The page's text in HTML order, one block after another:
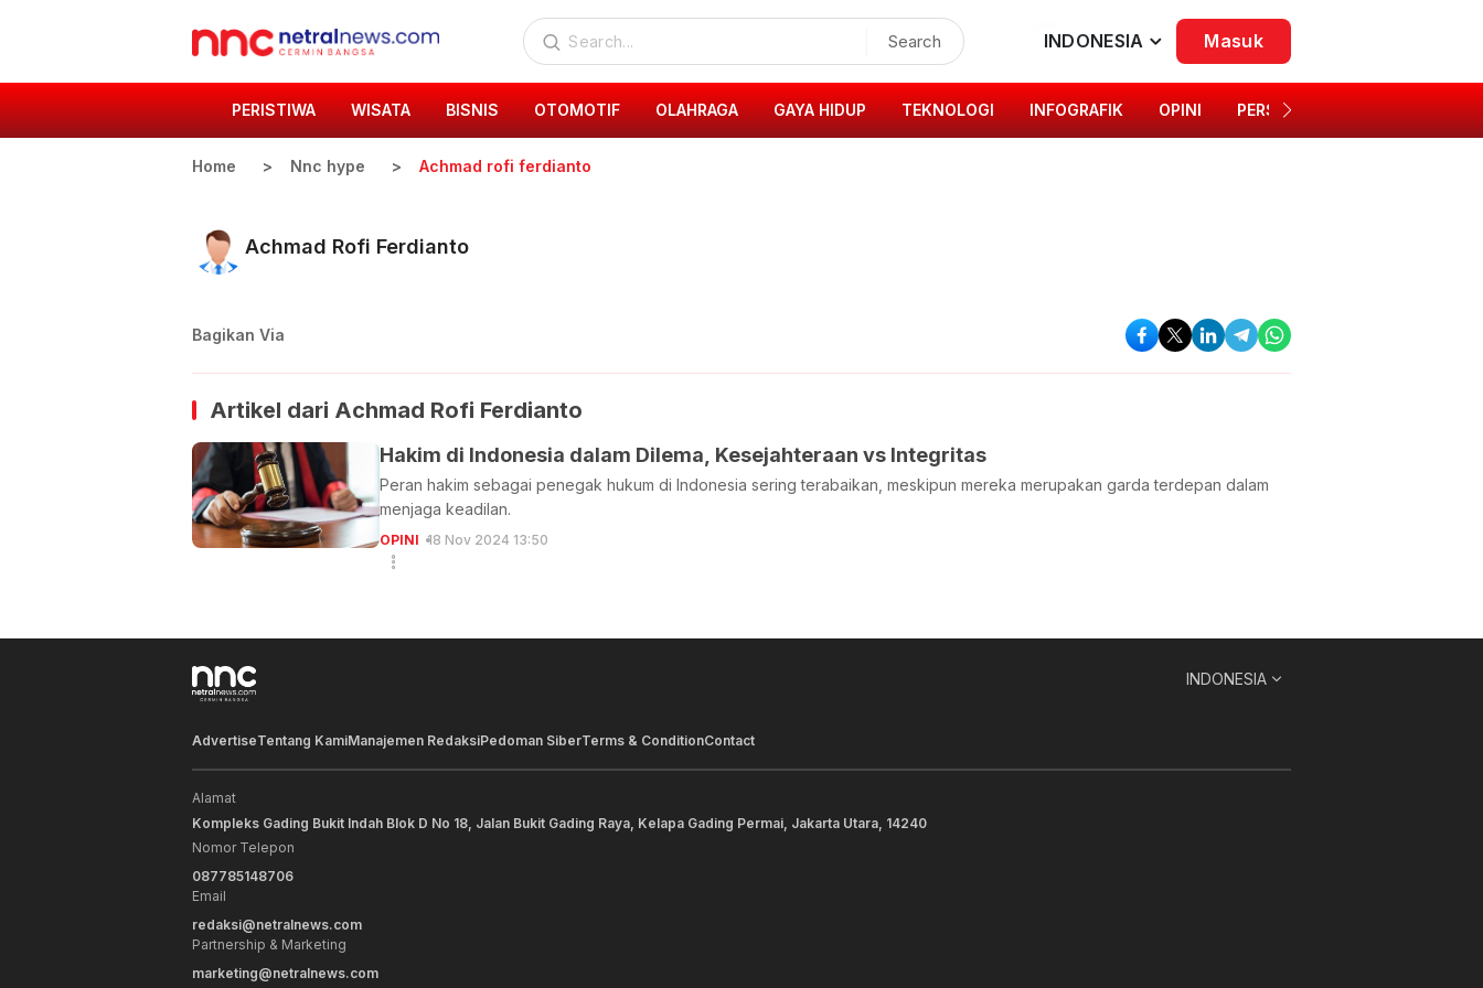
Search INDONESIA Masuk
PERISTIWA WISATA BISNIS OTOMOTIF OLAHRAGA GAYA HIDUP TEKNOLOGI INFOGRAFIK OPINI PERSONA
Home Nnc hype Achmad rofi ferdianto
Achmad Rofi Ferdianto
Bagikan Via
Artikel dari Achmad Rofi Ferdianto
Hakim di Indonesia dalam Dilema, Kesejahteraan vs Integritas
Peran hakim sebagai penegak hukum di Indonesia sering terabaikan, meskipun mereka merupakan garda terdepan dalam
menjaga keadilan.
OPINI 18 Nov 2024 13:50
INDONESIA
AdvertiseTentang KamiManajemen RedaksiPedoman SiberTerms & ConditionContact
Alamat
Kompleks Gading Bukit Indah Blok D No 18, Jalan Bukit Gading Raya, Kelapa Gading Permai, Jakarta Utara, 14240
Nomor Telepon
087785148706
Email
redaksi@netralnews.com
Partnership & Marketing
marketing@netralnews.com